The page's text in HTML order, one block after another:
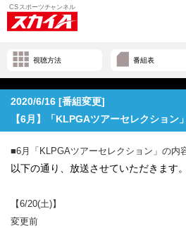
視聴方法 番組表
2020/6/16 [番組変更]
【6月】「KLPGAツアーセレクション
■6月「KLPGAツアーセレクション」の内
以下の通り、放送させていただきます。
【6/20(土)】
変更前